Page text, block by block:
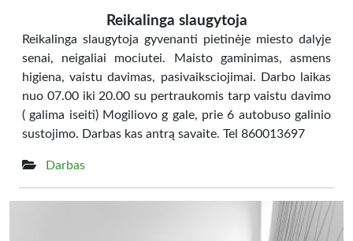
Reikalinga slaugytoja
Reikalinga slaugytoja gyvenanti pietinėje miesto dalyje
senai, neigaliai mociutei. Maisto gaminimas, asmens
higiena, vaistu davimas, pasivaiksciojimai. Darbo laikas
nuo 07.00 iki 20.00 su pertraukomis tarp vaistu davimo
( galima iseiti) Mogiliovo g gale, prie 6 autobuso galinio
sustojimo. Darbas kas antrą savaite. Tel 860013697
Darbas